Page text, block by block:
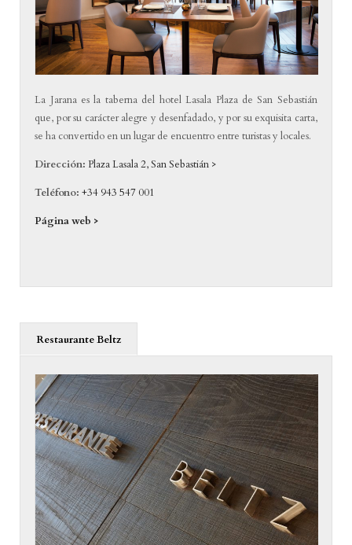
La Jarana es la taberna del hotel Lasala Plaza de San Sebastián
que, por su carácter alegre y desenfadado, y por su exquisita carta,
se ha convertido en un lugar de encuentro entre turistas y locales.
Dirección: Plaza Lasala 2, San Sebastián >
Teléfono:+34 943 547 001
Página web >
Restaurante Beltz